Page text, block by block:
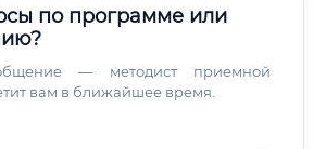
по программе или
— методист приемной
вам в ближайшее время.